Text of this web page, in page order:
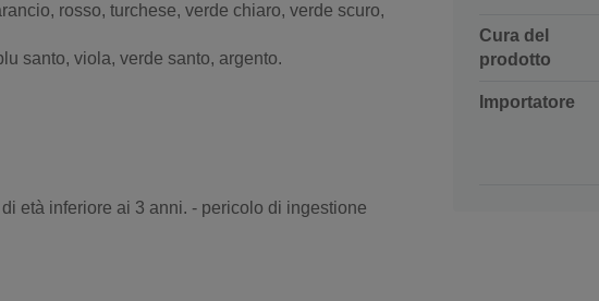
rosso, turchese, verde chiaro, verde scuro,
santo, viola, verde santo, argento.
età inferiore ai 3 anni. - pericolo di ingestione
Cura del
prodotto
Importatore